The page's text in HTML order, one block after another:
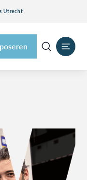
Utrecht